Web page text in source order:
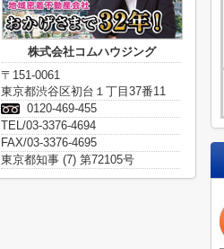
株式会社コムハウジング
〒151-0061
東京都渋谷区初台１丁目37番11
0120-469-455
TEL/03-3376-4694
FAX/03-3376-4695
東京都知事 (7) 第72105号